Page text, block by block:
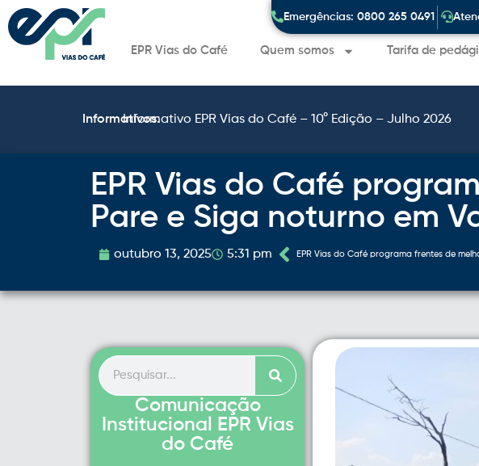
EPR Vias do Café Quem somos Tarifa de
Informativos:Informativo EPR Vias do Café – 10° Edição – Julho 2026
Emergências: 0800 265 0491
EPR Vias do Café
Pare e Siga noturno em
outubro 13, 2025 5:31 pm
Comunicação
Institucional EPR Vias
do Café